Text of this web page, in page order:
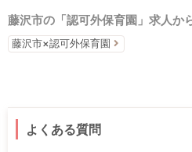
藤沢市の「認可外保育園」求人か
藤沢市×認可外保育園
よくある質問